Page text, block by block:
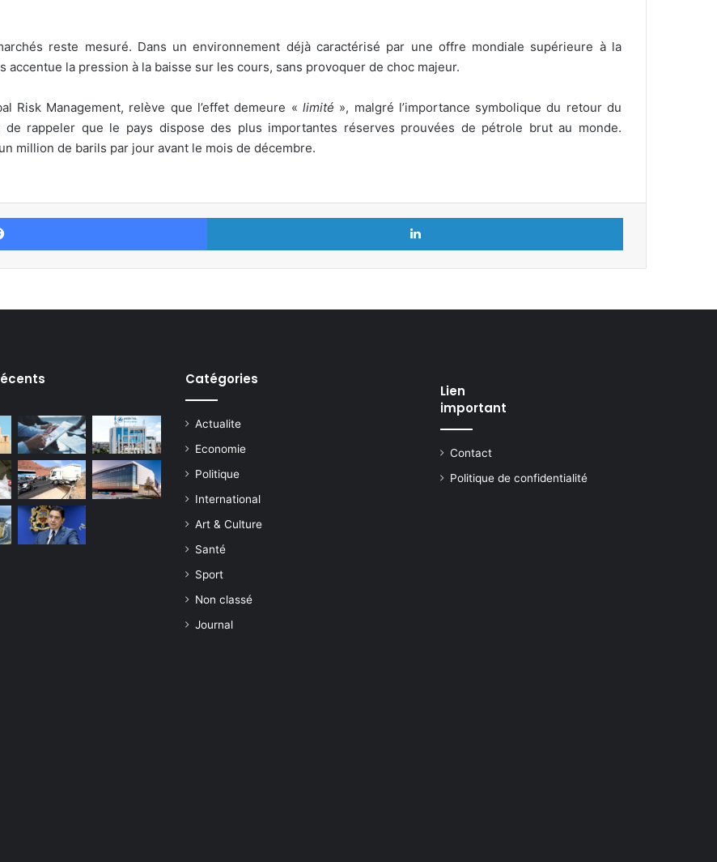
reste mesuré. Dans un environnement déjà caractérisé par une offre mondiale supérieure à la
accentue la pression à la baisse sur les cours, sans provoquer de choc majeur.
Risk Management, relève que l’effet demeure « limité », malgré l’importance symbolique du retour du
rappeler que le pays dispose des plus importantes réserves prouvées de pétrole brut au monde.
million de barils par jour avant le mois de décembre.
Facebook Linkedin
Catégories
Actualite
Economie
Politique
International
Art & Culture
Santé
Sport
Non classé
Journal
Lien
important
Contact
Politique de confidentialité